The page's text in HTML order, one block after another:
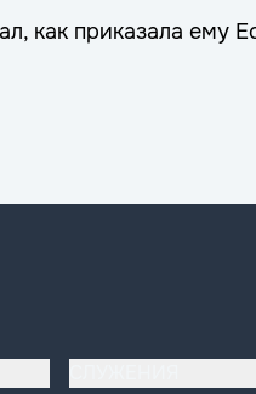
как приказала ему